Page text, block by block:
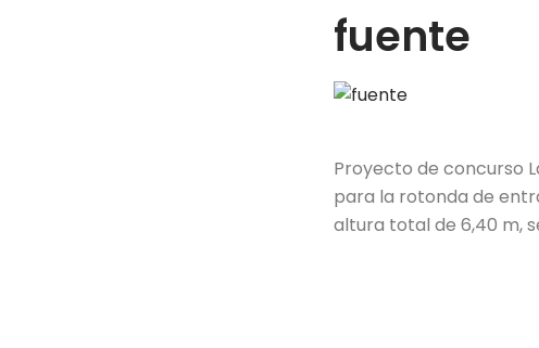
fuente
Proyecto de concurso
para la rotonda de
altura total de 6,40 m,